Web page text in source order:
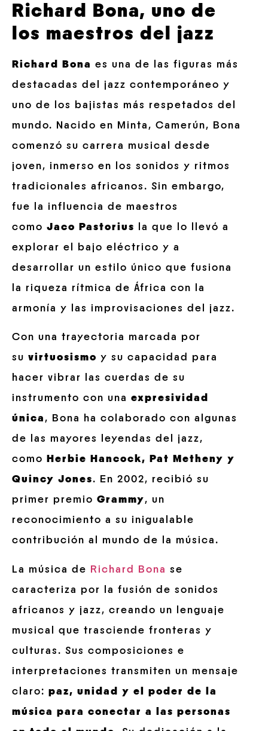
Richard Bona, uno de
los maestros del jazz
Richard Bona es una de las figuras más
destacadas del jazz contemporáneo y
uno de los bajistas más respetados del
mundo. Nacido en Minta, Camerún, Bona
comenzó su carrera musical desde
joven, inmerso en los sonidos y ritmos
tradicionales africanos. Sin embargo,
fue la influencia de maestros
como Jaco Pastorius
la que lo llevó a
explorar el bajo eléctrico y a
desarrollar un estilo único que fusiona
la riqueza rítmica de África con la
armonía y las improvisaciones del jazz.
Con una trayectoria marcada por
su virtuosismo y su capacidad para
hacer vibrar las cuerdas de su
instrumento con una expresividad
única , Bona ha colaborado con algunas
de las mayores leyendas del jazz,
como
Herbie Hancock, Pat Metheny y
Quincy Jones. En 2002, recibió su
primer premio Grammy, un
reconocimiento a su inigualable
contribución al mundo de la música.
La música de Richard Bona se
caracteriza por la fusión de sonidos
africanos y jazz, creando un lenguaje
musical que trasciende fronteras y
culturas. Sus composiciones e
interpretaciones transmiten un mensaje
claro: paz, unidad y el poder de la
música para conectar a las personas